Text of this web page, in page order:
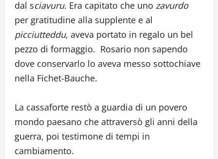
dal sciavuru. Era capitato che uno zavurdo
per gratitudine alla supplente e al
picciutteddu, aveva portato in regalo un bel
pezzo di formaggio. Rosario non sapendo
dove conservarlo lo aveva messo sottochiave
nella Fichet-Bauche.
La cassaforte restò a guardia di un povero
mondo paesano che attraversò gli anni della
guerra, poi testimone di tempi in
cambiamento.